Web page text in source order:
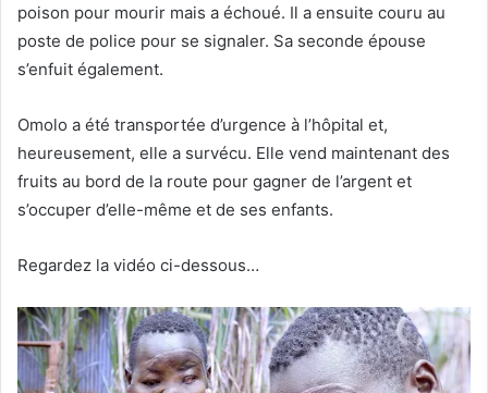
poison pour mourir mais a échoué. Il a ensuite couru au
poste de police pour se signaler. Sa seconde épouse
s’enfuit également.
Omolo a été transportée d’urgence à l’hôpital et,
heureusement, elle a survécu. Elle vend maintenant des
fruits au bord de la route pour gagner de l’argent et
s’occuper d’elle-même et de ses enfants.
Regardez la vidéo ci-dessous…